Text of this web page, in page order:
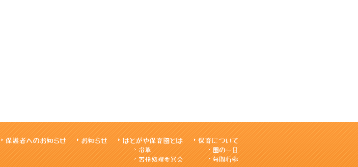
保護者へのお知らせ お知らせ はとがや保育園とは
沿革
苦情処理委員会
保育について
園の一日
年間行事